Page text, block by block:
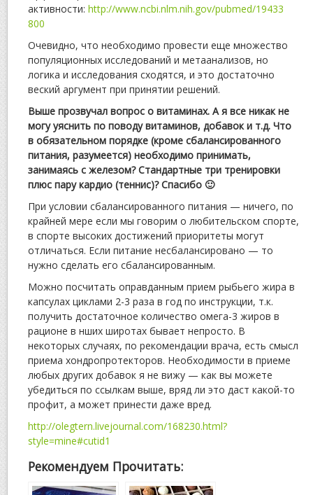
активности: http://www.ncbi.nlm.nih.gov/pubmed/19433
800
Очевидно, что необходимо провести еще множество
популяционных исследований и метаанализов, но
логика и исследования сходятся, и это достаточно
веский аргумент при принятии решений.
Выше прозвучал вопрос о витаминах. А я все никак не
могу уяснить по поводу витаминов, добавок и т.д. Что
в обязательном порядке (кроме сбалансированного
питания, разумеется) необходимо принимать,
занимаясь с железом? Стандартные три тренировки
плюс пару кардио (теннис)? Спасибо 🙂
При условии сбалансированного питания — ничего, по
крайней мере если мы говорим о любительском спорте,
в спорте высоких достижений приоритеты могут
отличаться. Если питание несбалансировано — то
нужно сделать его сбалансированным.
Можно посчитать оправданным прием рыбьего жира в
капсулах циклами 2-3 раза в год по инструкции, т.к.
получить достаточное количество омега-3 жиров в
рационе в нших широтах бывает непросто. В
некоторых случаях, по рекомендации врача, есть смысл
приема хондропротекторов. Необходимости в приеме
любых других добавок я не вижу — как вы можете
убедиться по ссылкам выше, вряд ли это даст какой-то
профит, а может принести даже вред.
http://olegtern.livejournal.com/168230.html?
style=mine#cutid1
Рекомендуем Прочитать: